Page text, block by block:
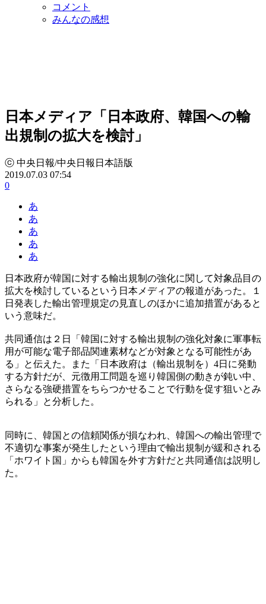
コメント
みんなの感想
日本メディア「日本政府、韓国への輸
出規制の拡大を検討」
ⓒ 中央日報/中央日報日本語版
2019.07.03 07:54
0
あ
あ
あ
あ
あ
日本政府が韓国に対する輸出規制の強化に関して対象品目の
拡大を検討しているという日本メディアの報道があった。１
日発表した輸出管理規定の見直しのほかに追加措置があると
いう意味だ。
共同通信は２日「韓国に対する輸出規制の強化対象に軍事転
用が可能な電子部品関連素材などが対象となる可能性があ
る」と伝えた。また「日本政府は（輸出規制を）4日に発動
する方針だが、元徴用工問題を巡り韓国側の動きが鈍い中、
さらなる強硬措置をちらつかせることで行動を促す狙いとみ
られる」と分析した。
同時に、韓国との信頼関係が損なわれ、韓国への輸出管理で
不適切な事案が発生したという理由で輸出規制が緩和される
「ホワイト国」からも韓国を外す方針だと共同通信は説明し
た。